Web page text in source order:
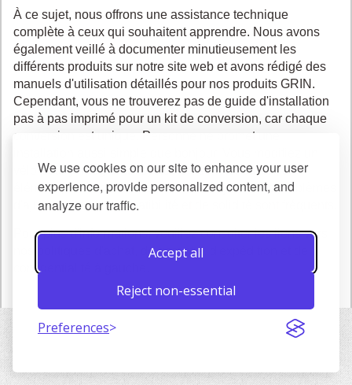
We use cookies on our site to enhance your user
experience, provide personalized content, and
analyze our traffic.
Accept all
Reject non-essential
Preferences
À ce sujet, nous offrons une assistance technique
complète à ceux qui souhaitent apprendre. Nous avons
également veillé à documenter minutieusement les
différents produits sur notre site web et avons rédigé des
manuels d'utilisation détaillés pour nos produits GRIN.
Cependant, vous ne trouverez pas de guide d'installation
pas à pas imprimé pour un kit de conversion, car chaque
conversion est unique. Personne ne promet une
vélo pour y intégrer un système de motorisation, un
élément pour lequel il n'a pas été conçu, et des problèmes
d'ajustement, de compatibilité et de solidité sont fréquents.
Pour plus d'informations, veuillez consulter les liens vers
nos politiques d'achat, de garantie, d'expédition et de
confidentialité à gauche.